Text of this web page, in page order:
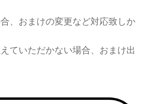
、おまけの変更など対応致しか
ていただかない場合、おまけ出